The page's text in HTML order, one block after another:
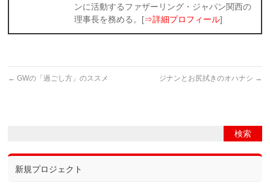
ンに活動するファザーリング・ジャパン関西の
理事長を務める。[⇒詳細プロフィール]
← GWの「過ごし方」のススメ ジナンとお尻拭きのオハナシ →
新規プロジェクト